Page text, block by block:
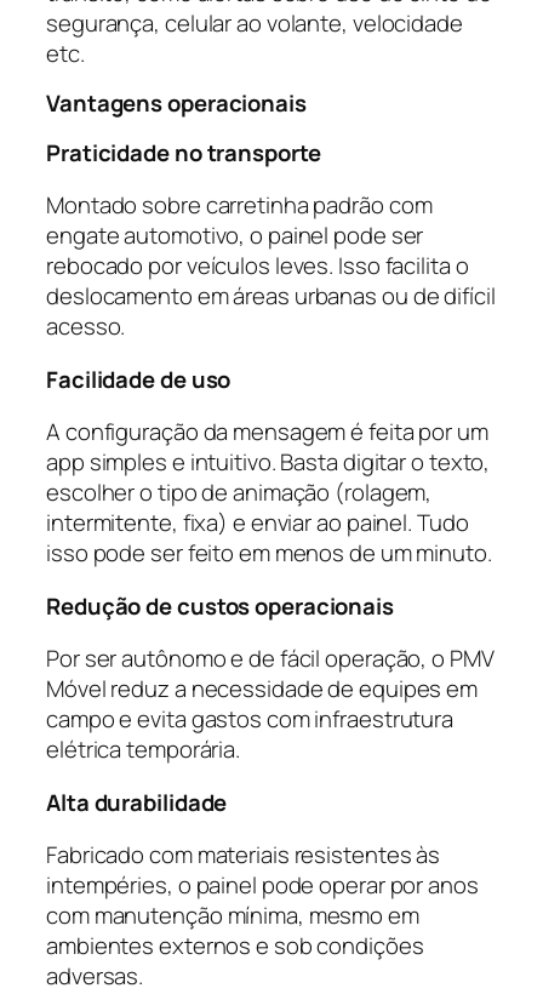
segurança, celular ao volante, velocidade
etc.
Vantagens operacionais
Praticidade no transporte
Montado sobre carretinha padrão com
engate automotivo, o painel pode ser
rebocado por veículos leves. Isso facilita o
deslocamento em áreas urbanas ou de difícil
acesso.
Facilidade de uso
A configuração da mensagem é feita por um
app simples e intuitivo. Basta digitar o texto,
escolher o tipo de animação (rolagem,
intermitente, fixa) e enviar ao painel. Tudo
isso pode ser feito em menos de um minuto.
Redução de custos operacionais
Por ser autônomo e de fácil operação, o PMV
Móvel reduz a necessidade de equipes em
campo e evita gastos com infraestrutura
elétrica temporária.
Alta durabilidade
Fabricado com materiais resistentes às
intempéries, o painel pode operar por anos
com manutenção mínima, mesmo em
ambientes externos e sob condições
adversas.